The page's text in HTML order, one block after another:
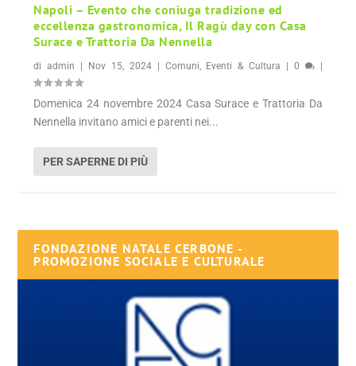
Napoli – Evento che coniuga tradizione ed
eccellenza gastronomica, Il Ragù day con Casa
Surace e Trattoria Da Nennella
diadmin | Nov 15, 2024| Comuni Eventi & Cultura | 0 |
Domenica 24 novembre 2024 Casa Surace e Trattoria Da
Nennella invitano amici e parenti nei...
PER SAPERNE DI PIÙ
FONDAZIONE NATALE CERBONE -
PROMOZIONE SOCIALE E CULTURALE